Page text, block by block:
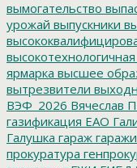
вымогательство
урожай выпускники
ярмарка высшее
вытрезвители
ВЭФ_2026 Вячеслав
газификация ЕАО
Галушка гараж гаражи
прокуратура